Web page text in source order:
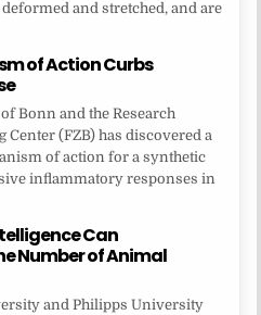
and stretched, and are
of Action Curbs
Bonn and the Research
Center (FZB) has discovered a
of action for a synthetic
inflammatory responses in
Can
Number of Animal
and Philipps University